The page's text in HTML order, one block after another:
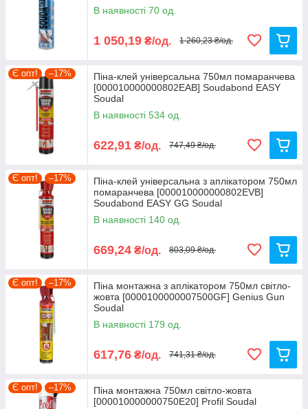
В наявності 70 од.
1 050,19 ₴/од. 1 260,23 ₴/од.
Є опт! –17%
Піна-клей універсальна 750мл помаранчева
[000010000000802EAB] Soudabond EASY
Soudal
В наявності 534 од.
622,91 ₴/од. 747,49 ₴/од.
Є опт! –17%
Піна-клей універсальна з аплікатором 750мл
помаранчева [000010000000802EVB]
Soudabond EASY GG Soudal
В наявності 140 од.
669,24 ₴/од. 803,09 ₴/од.
Є опт! –17%
Піна монтажна з аплікатором 750мл світло-
жовта [0000100000007500GF] Genius Gun
Soudal
В наявності 179 од.
617,76 ₴/од. 741,31 ₴/од.
Є опт! –17%
Піна монтажна 750мл світло-жовта
[000010000000750E20] Profil Soudal